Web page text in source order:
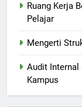
Ruang Kerja
Pelajar
Mengerti
Audit Internal
Kampus